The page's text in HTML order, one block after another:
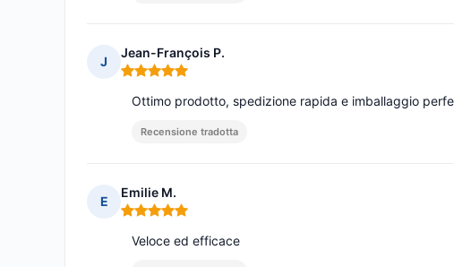
J
Jean-François P.
Nota: 5 su 5
Ottimo prodotto, spedizione rapida e imballaggio
Recensione tradotta
E
Emilie M.
Nota: 5 su 5
Veloce ed efficace